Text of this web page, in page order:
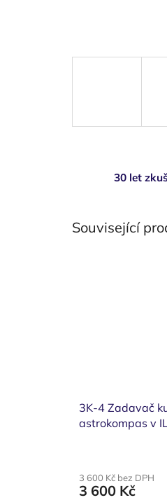
30 let
Související
3K-4 Zadavač
astrokompas v
3 600 Kč bez DPH
3 600 Kč